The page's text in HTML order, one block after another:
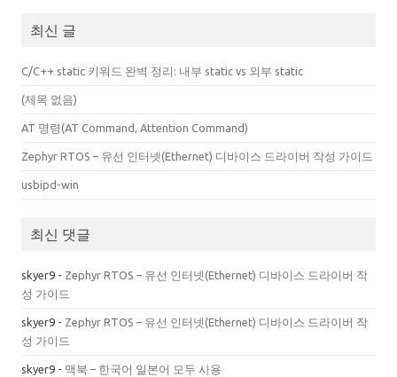
최신 글
C/C++ static 키워드 완벽 정리: 내부 static vs 외부 static
(제목 없음)
AT 명령(AT Command, Attention Command)
Zephyr RTOS – 유선 인터넷(Ethernet) 디바이스 드라이버 작성 가이드
usbipd-win
최신 댓글
skyer9 - Zephyr RTOS – 유선 인터넷(Ethernet) 디바이스 드라이버 작
성 가이드
skyer9 - Zephyr RTOS – 유선 인터넷(Ethernet) 디바이스 드라이버 작
성 가이드
skyer9 - 맥북 – 한국어 일본어 모두 사용